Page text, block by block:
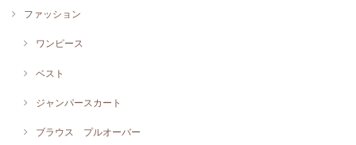
ファッション
ワンピース
ベスト
ジャンパースカート
ブラウス プルオーバー